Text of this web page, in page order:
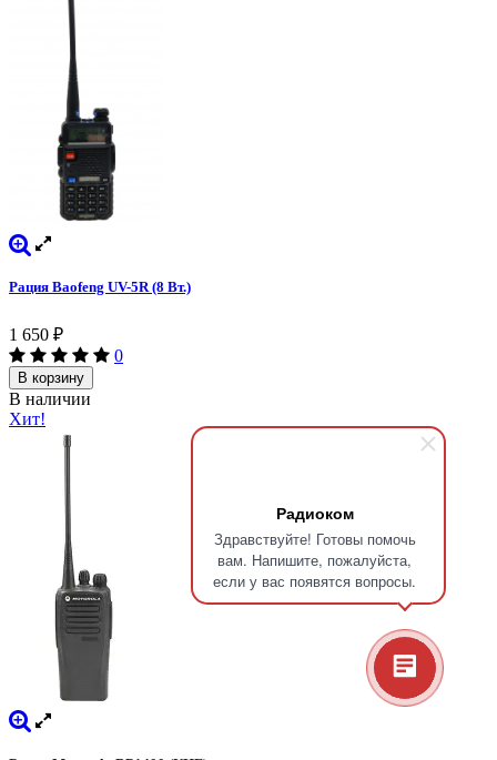
Радиоком
Здравствуйте! Готовы помочь
вам. Напишите, пожалуйста,
если у вас появятся вопросы.
Рация Baofeng UV-5R (8 Вт.)
1 650 ₽
0
В корзину
В наличии
Хит!